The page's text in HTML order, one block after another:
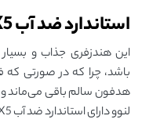
استاندارد ضد آب IPX5:
این هندزفری جذاب و
باشد، چرا که در صورتی که
هدفون سالم باقی می‌ماند
لنوو دارای استاندارد ضد آب IPX5 است.